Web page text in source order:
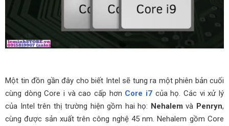
Một tin đồn gần đây cho biết Intel sẽ tung ra một phiên bản cuối
cùng dòng Core i và cao cấp hơn Core i7 của họ. Các vi xử lý
của Intel trên thị trường hiện gồm hai họ: Nehalem và Penryn,
cùng được sản xuất trên công nghệ 45 nm. Nehalem gồm Core